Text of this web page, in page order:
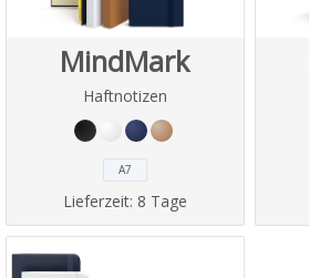
MindMark
Haftnotizen
A7
Lieferzeit: 8 Tage